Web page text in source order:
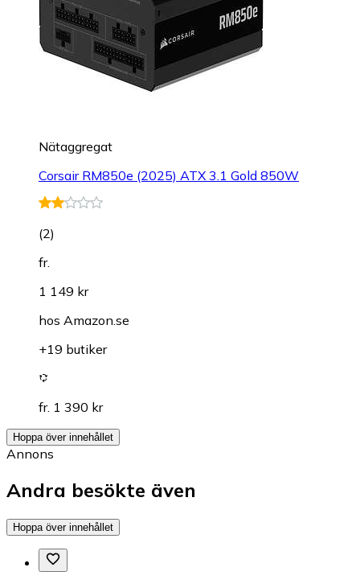
Nätaggregat
Corsair RM850e (2025) ATX 3.1 Gold 850W
(2)
fr.
1 149 kr
hos Amazon.se
+19 butiker
fr. 1 390 kr
Hoppa över innehållet
Annons
Andra besökte även
Hoppa över innehållet